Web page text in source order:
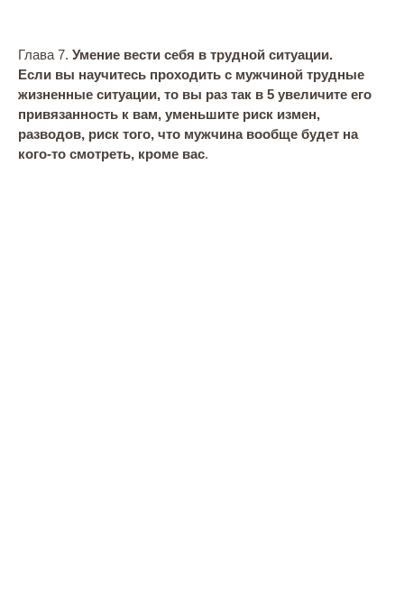
Глава 7. Умение вести себя в трудной ситуации.
Если вы научитесь проходить с мужчиной трудные
жизненные ситуации, то вы раз так в 5 увеличите его
привязанность к вам, уменьшите риск измен,
разводов, риск того, что мужчина вообще будет на
кого-то смотреть, кроме вас.